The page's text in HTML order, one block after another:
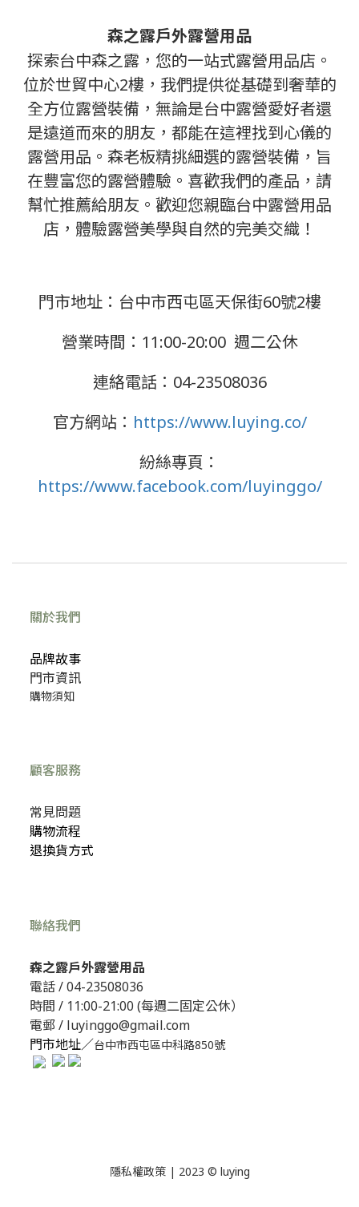
森之露戶外露營用品
探索台中森之露，您的一站式露營用品店。
位於世貿中心2樓，我們提供從基礎到奢華的
全方位露營裝備，無論是台中露營愛好者還
是遠道而來的朋友，都能在這裡找到心儀的
露營用品。森老板精挑細選的露營裝備，旨
在豐富您的露營體驗。喜歡我們的產品，請
幫忙推薦給朋友。歡迎您親臨台中露營用品
店，體驗露營美學與自然的完美交織！
門市地址：台中市西屯區天保街60號2樓
營業時間：11:00-20:00 週二公休
連絡電話：04-23508036
官方網站： https://www.luying.co/
紛絲專頁：
https://www.facebook.com/luyinggo/
關於我們
品牌故事
門市資訊
購物須知
顧客服務
常見問題
購物流程
退換貨方式
聯絡我們
森之露戶外露營用品
電話 /04-23508036
時間 / 11:00-21:00 (每週二固定公休）
電郵 / luyinggo@gmail.com
門市地址／台中市西屯區中科路850號
隱私權政策| 2023 © luying